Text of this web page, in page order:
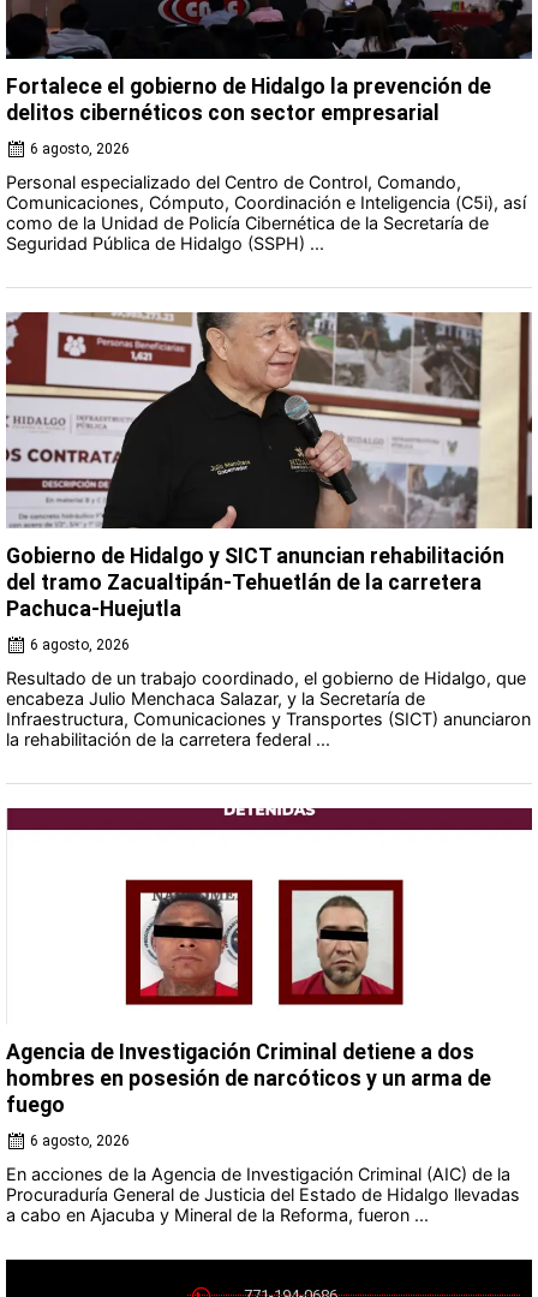
Fortalece el gobierno de Hidalgo la prevención de
delitos cibernéticos con sector empresarial
6 agosto, 2026
Personal especializado del Centro de Control, Comando,
Comunicaciones, Cómputo, Coordinación e Inteligencia (C5i), así
como de la Unidad de Policía Cibernética de la Secretaría de
Seguridad Pública de Hidalgo (SSPH) ...
Gobierno de Hidalgo y SICT anuncian rehabilitación
del tramo Zacualtipán-Tehuetlán de la carretera
Pachuca-Huejutla
6 agosto, 2026
Resultado de un trabajo coordinado, el gobierno de Hidalgo, que
encabeza Julio Menchaca Salazar, y la Secretaría de
Infraestructura, Comunicaciones y Transportes (SICT) anunciaron
la rehabilitación de la carretera federal ...
Agencia de Investigación Criminal detiene a dos
hombres en posesión de narcóticos y un arma de
fuego
6 agosto, 2026
En acciones de la Agencia de Investigación Criminal (AIC) de la
Procuraduría General de Justicia del Estado de Hidalgo llevadas
a cabo en Ajacuba y Mineral de la Reforma, fueron ...